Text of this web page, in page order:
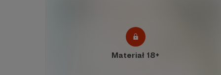
Materiał 18+